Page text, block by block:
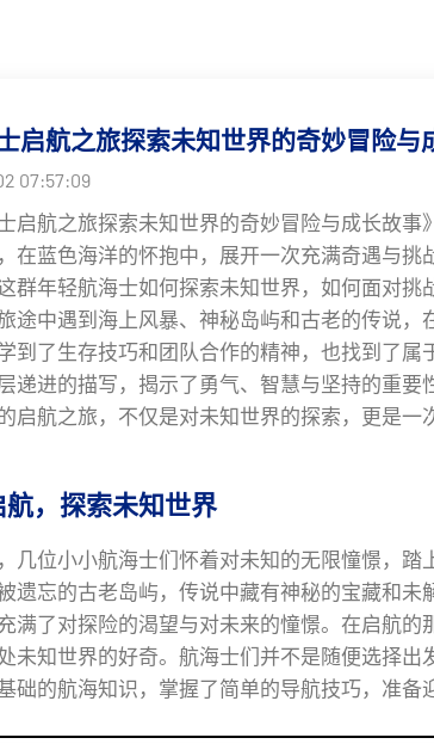
启航之旅探索未知世界的奇妙冒险与
07:57:09
启航之旅探索未知世界的奇妙冒险与成长故
在蓝色海洋的怀抱中，展开一次充满奇遇与挑
群年轻航海士如何探索未知世界，如何面对挑
途中遇到海上风暴、神秘岛屿和古老的传说，
到了生存技巧和团队合作的精神，也找到了属
递进的描写，揭示了勇气、智慧与坚持的重要
启航之旅，不仅是对未知世界的探索，更是一
航，探索未知世界
几位小小航海士们怀着对未知的无限憧憬，踏
遗忘的古老岛屿，传说中藏有神秘的宝藏和未
满了对探险的渴望与对未来的憧憬。在启航的
未知世界的好奇。航海士们并不是随便选择出
础的航海知识，掌握了简单的导航技巧，准备